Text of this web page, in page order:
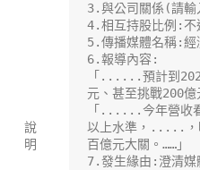
說
明
3.與公司關係(請輸
4.相互持股比例:不
5.傳播媒體名稱:經
6.報導內容:
「......預計到
元、甚至挑戰200億
「......今年營收
以上水準，.....，
百億元大關。……」
7.發生緣由:澄清媒